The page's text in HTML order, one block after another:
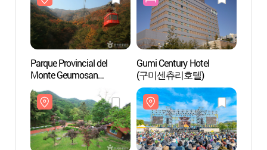
Parque Provincial del
Monte Geumosan
(금오산도립공원)
Gumi Century Hotel
(구미센츄리호텔)